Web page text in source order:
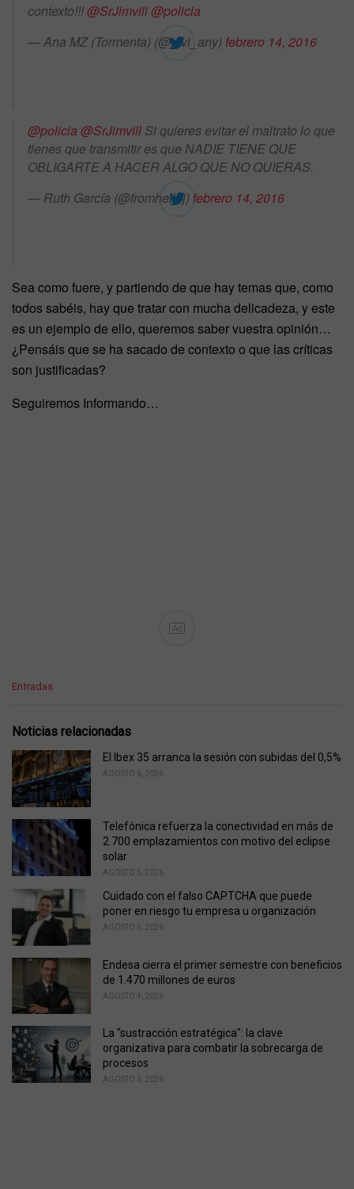
contexto!!!@SrJimvill@policia
— Ana MZ (Tormenta) (@javi_any) febrero 14, 2016
@policia @SrJimvill Si quieres evitar el maltrato lo que
tienes que transmitir es que NADIE TIENE QUE
OBLIGARTE A HACER ALGO QUE NO QUIERAS.
— Ruth García (@fromhelldj)febrero 14, 2016
Sea como fuere, y partiendo de que hay temas que, como
todos sabéis, hay que tratar con mucha delicadeza, y este
es un ejemplo de ello, queremos saber vuestra opinión…
¿Pensáis que se ha sacado de contexto o que las críticas
son justificadas?
Seguiremos Informando…
Ad
C
e
o
r
i
e
:
Entradas
Noticias relacionadas
El Ibex 35 arranca la sesión con subidas del 0,5%
AGOSTO 6, 2026
Telefónica refuerza la conectividad en más de
2.700 emplazamientos con motivo del eclipse
solar
AGOSTO 5, 2026
Cuidado con el falso CAPTCHA que puede
poner en riesgo tu empresa u organización
AGOSTO 5, 2026
Endesa cierra el primer semestre con beneficios
de 1.470 millones de euros
AGOSTO 4, 2026
La "sustracción estratégica": la clave
organizativa para combatir la sobrecarga de
procesos
AGOSTO 3, 2026